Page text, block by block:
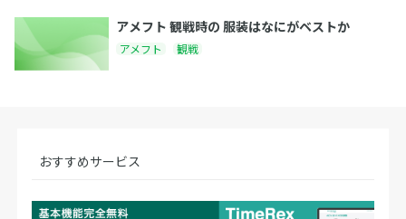
アメフト 観戦時の 服装はなにがベストか
アメフト 観戦
おすすめサービス